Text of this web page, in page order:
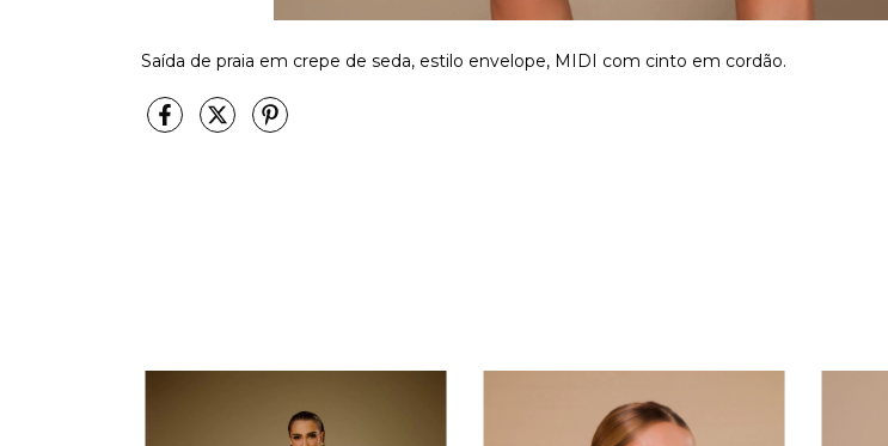
Saída de praia em crepe de seda, estilo envelope, MIDI com cinto em cordão.